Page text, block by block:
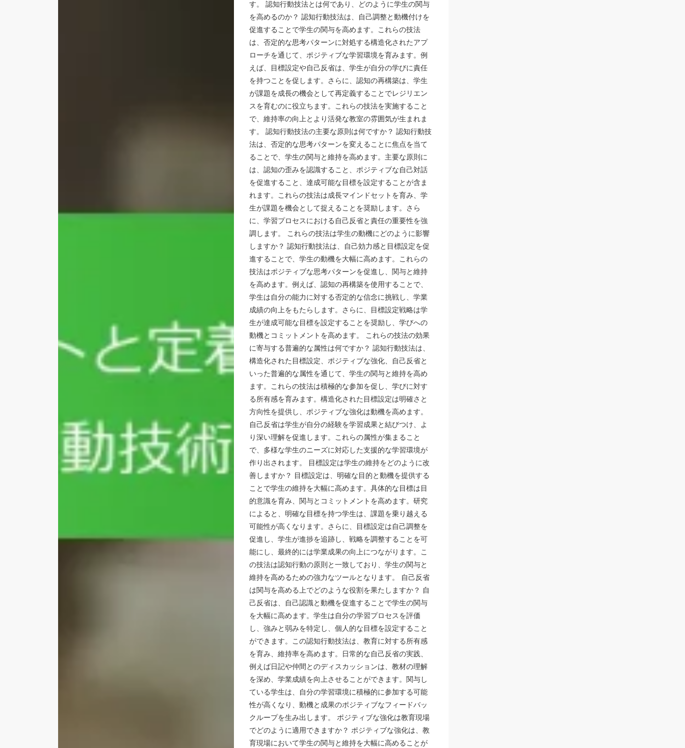
す。 認知行動技法とは何であり、どのように学生の関与
を高めるのか？ 認知行動技法は、自己調整と動機付けを
促進することで学生の関与を高めます。これらの技法
は、否定的な思考パターンに対処する構造化されたアプ
ローチを通じて、ポジティブな学習環境を育みます。例
えば、目標設定や自己反省は、学生が自分の学びに責任
を持つことを促します。さらに、認知の再構築は、学生
が課題を成長の機会として再定義することでレジリエン
スを育むのに役立ちます。これらの技法を実施すること
で、維持率の向上とより活発な教室の雰囲気が生まれま
す。 認知行動技法の主要な原則は何ですか？ 認知行動技
法は、否定的な思考パターンを変えることに焦点を当て
ることで、学生の関与と維持を高めます。主要な原則に
は、認知の歪みを認識すること、ポジティブな自己対話
を促進すること、達成可能な目標を設定することが含ま
れます。これらの技法は成長マインドセットを育み、学
生が課題を機会として捉えることを奨励します。さら
に、学習プロセスにおける自己反省と責任の重要性を強
調します。 これらの技法は学生の動機にどのように影響
しますか？ 認知行動技法は、自己効力感と目標設定を促
進することで、学生の動機を大幅に高めます。これらの
技法はポジティブな思考パターンを促進し、関与と維持
を高めます。例えば、認知の再構築を使用することで、
学生は自分の能力に対する否定的な信念に挑戦し、学業
成績の向上をもたらします。さらに、目標設定戦略は学
生が達成可能な目標を設定することを奨励し、学びへの
動機とコミットメントを高めます。 これらの技法の効果
に寄与する普遍的な属性は何ですか？ 認知行動技法は、
構造化された目標設定、ポジティブな強化、自己反省と
いった普遍的な属性を通じて、学生の関与と維持を高め
ます。これらの技法は積極的な参加を促し、学びに対す
る所有感を育みます。構造化された目標設定は明確さと
方向性を提供し、ポジティブな強化は動機を高めます。
自己反省は学生が自分の経験を学習成果と結びつけ、よ
り深い理解を促進します。これらの属性が集まること
で、多様な学生のニーズに対応した支援的な学習環境が
作り出されます。 目標設定は学生の維持をどのように改
善しますか？ 目標設定は、明確な目的と動機を提供する
ことで学生の維持を大幅に高めます。具体的な目標は目
的意識を育み、関与とコミットメントを高めます。研究
によると、明確な目標を持つ学生は、課題を乗り越える
可能性が高くなります。さらに、目標設定は自己調整を
促進し、学生が進捗を追跡し、戦略を調整することを可
能にし、最終的には学業成果の向上につながります。こ
の技法は認知行動の原則と一致しており、学生の関与と
維持を高めるための強力なツールとなります。 自己反省
は関与を高める上でどのような役割を果たしますか？ 自
己反省は、自己認識と動機を促進することで学生の関与
を大幅に高めます。学生は自分の学習プロセスを評価
し、強みと弱みを特定し、個人的な目標を設定すること
ができます。この認知行動技法は、教育に対する所有感
を育み、維持率を高めます。日常的な自己反省の実践、
例えば日記や仲間とのディスカッションは、教材の理解
を深め、学業成績を向上させることができます。関与し
ている学生は、自分の学習環境に積極的に参加する可能
性が高くなり、動機と成果のポジティブなフィードバッ
クループを生み出します。 ポジティブな強化は教育現場
でどのように適用できますか？ ポジティブな強化は、教
育現場において学生の関与と維持を大幅に高めることが